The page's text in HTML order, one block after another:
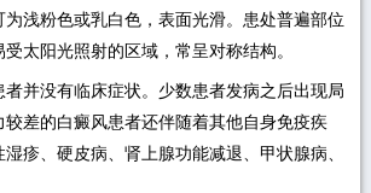
浅粉色或乳白色，表面光滑。患处普遍部位
太阳光照射的区域，常呈对称结构。
没有临床症状。少数患者发病之后出现局
差的白癜风患者还伴随着其他自身免疫疾
疹、硬皮病、肾上腺功能减退、甲状腺病、